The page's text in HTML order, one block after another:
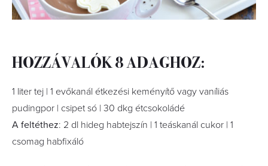
HOZZÁVALÓK 8 ADAGHOZ:
1 liter tej | 1 evőkanál étkezési keményítő vagy vaníliás
pudingpor | csipet só | 30 dkg étcsokoládé
A feltéthez: 2 dl hideg habtejszín | 1 teáskanál cukor | 1
csomag habﬁxáló